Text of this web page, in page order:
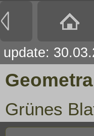
update:
Grünes